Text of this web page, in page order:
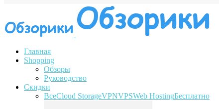
Главная
Shopping
Обзоры
Руководство
Скидки
ВсеCloud StorageVPNVPSWeb HostingБесплатно